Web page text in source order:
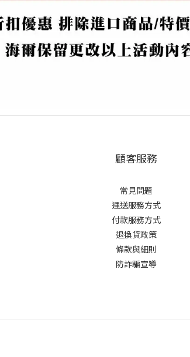
顧客服務
常見問題
運送服務方式
付款服務方式
退換貨政策
條款與細則
防詐騙宣導